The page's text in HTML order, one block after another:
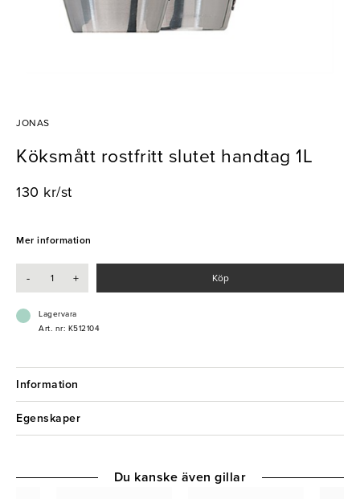
JONAS
Köksmått rostfritt slutet handtag 1L
130 kr/st
Mer information
- + Köp
Lagervara
Art. nr: K512104
Information
Egenskaper
Du kanske även gillar